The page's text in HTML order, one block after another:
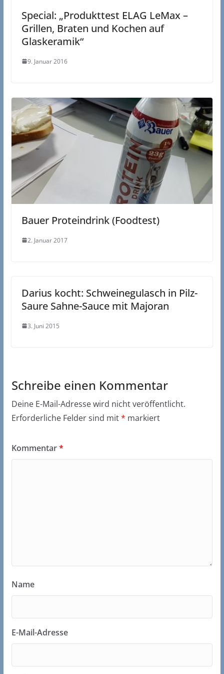
Special: „Produkttest ELAG LeMax –
Grillen, Braten und Kochen auf
Glaskeramik“
9. Januar 2016
Bauer Proteindrink (Foodtest)
2. Januar 2017
Darius kocht: Schweinegulasch in Pilz-
Saure Sahne-Sauce mit Majoran
3. Juni 2015
Schreibe einen Kommentar
Deine E-Mail-Adresse wird nicht veröffentlicht.
Erforderliche Felder sind mit* markiert
Kommentar*
Name
E-Mail-Adresse